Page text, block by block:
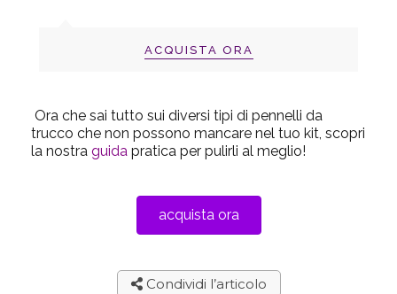
ACQUISTA ORA
Ora che sai tutto sui diversi tipi di pennelli da
trucco che non possono mancare nel tuo kit, scopri
la nostra guida pratica per pulirli al meglio!
acquista ora
Condividi l’articolo